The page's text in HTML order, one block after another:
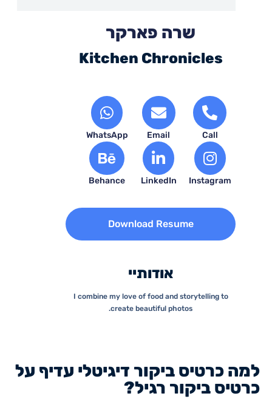
שרה פארקר
Kitchen Chronicles
Call
Email
WhatsApp
Instagram
LinkedIn
Behance
Download Resume
אודותיי
I combine my love of food and storytelling to
create beautiful photos.
למה כרטיס ביקור דיגיטלי עדיף על
כרטיס ביקור רגיל?